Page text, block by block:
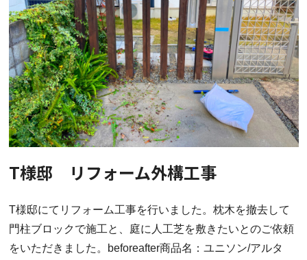
T様邸 リフォーム外構工事
T様邸にてリフォーム工事を行いました。枕木を撤去して
門柱ブロックで施工と、庭に人工芝を敷きたいとのご依頼
をいただきました。beforeafter商品名：ユニソン/アルタ